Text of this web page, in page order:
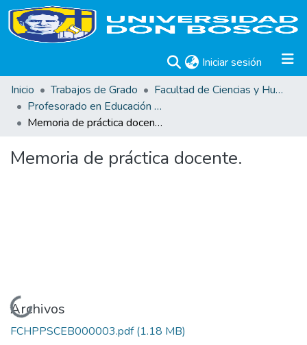
Iniciar sesión (current)
Inicio
Trabajos de Grado
Facultad de Ciencias y Humanidades
Profesorado en Educación Básica para Primero y Segundo Ciclo
Memoria de práctica docente.
Memoria de práctica docente.
Cargando...
Archivos
FCHPPSCEB000003.pdf(1.18 MB)